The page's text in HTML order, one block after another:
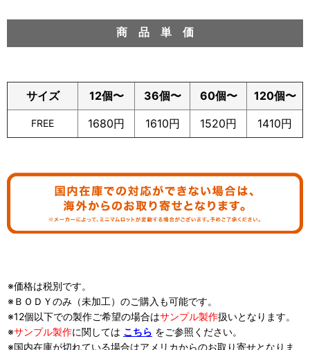
商 品 単 価
サイズ 12個〜 36個〜 60個〜 120個〜
FREE 1680円 1610円 1520円 1410円
※価格は税別です。
※ＢＯＤＹのみ（未加工）のご購入も可能です。
※12個以下での製作ご希望の場合はサンプル製作扱いとなります。
※サンプル製作に関しては こちら をご参照ください。
※国内在庫が切れている場合はアメリカからのお取り寄せとなりま